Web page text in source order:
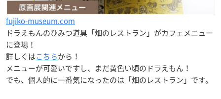
fujiko-museum.com
ドラえもんのひみつ道具「畑のレストラン 」がカフェメニュー
に登場！
詳しくはこちらから！
メニューが可愛いですし、まだ黄色い頃のドラえもん！
でも、個人的に一番気になったのは「畑のレストラン」です。